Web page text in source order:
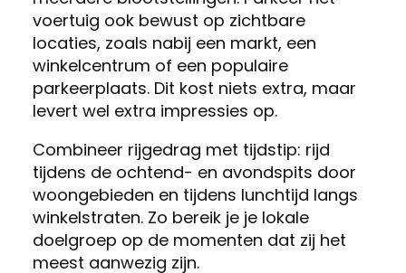
voertuig ook bewust op zichtbare
locaties, zoals nabij een markt, een
winkelcentrum of een populaire
parkeerplaats. Dit kost niets extra, maar
levert wel extra impressies op.
Combineer rijgedrag met tijdstip: rijd
tijdens de ochtend- en avondspits door
woongebieden en tijdens lunchtijd langs
winkelstraten. Zo bereik je je lokale
doelgroep op de momenten dat zij het
meest aanwezig zijn.